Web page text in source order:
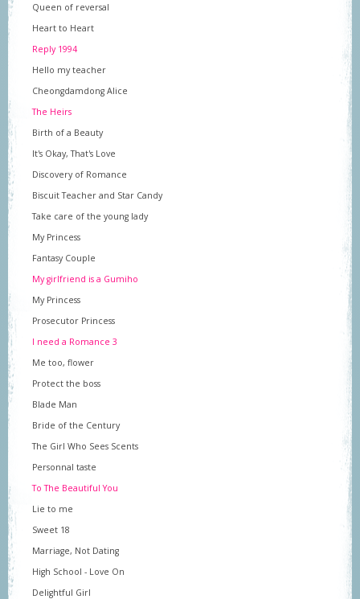
Queen of reversal
Heart to Heart
Reply 1994
Hello my teacher
Cheongdamdong Alice
The Heirs
Birth of a Beauty
It's Okay, That's Love
Discovery of Romance
Biscuit Teacher and Star Candy
Take care of the young lady
My Princess
Fantasy Couple
My girlfriend is a Gumiho
My Princess
Prosecutor Princess
I need a Romance 3
Me too, flower
Protect the boss
Blade Man
Bride of the Century
The Girl Who Sees Scents
Personnal taste
To The Beautiful You
Lie to me
Sweet 18
Marriage, Not Dating
High School - Love On
Delightful Girl